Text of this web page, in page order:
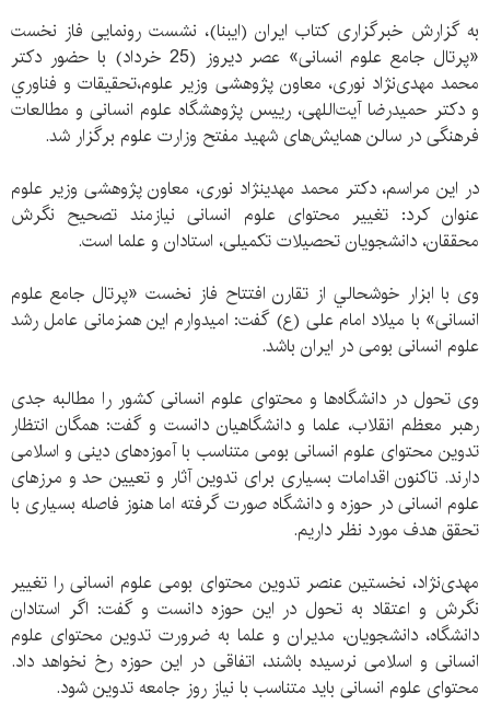
به گزارش خبرگزاری کتاب ایران (ایبنا)، نشست رونمایی فاز نخست
«پرتال جامع علوم انسانی» عصر دیروز (25 خرداد) با حضور دکتر
محمد مهدی‌نژاد نوری، معاون پژوهشی وزیر علوم،تحقيقات و فناوري
و دکتر حمیدرضا آیت‌اللهی، رییس پژوهشگاه علوم انسانی و مطالعات
فرهنگی در سالن همایش‌های شهید مفتح وزارت علوم برگزار شد.
در این مراسم، دکتر محمد مهدی​نژاد نوری، معاون پژوهشی وزیر علوم
عنوان کرد: تغییر محتوای علوم انسانی نیازمند تصحیح نگرش
محققان، دانشجویان تحصیلات تکمیلی، استادان و علما است.
وی با ابزار خوشحالي از تقارن افتتاح فاز نخست «پرتال جامع علوم
انسانی» با میلاد امام علی (ع) گفت: امیدوارم این همزمانی عامل رشد
علوم انسانی بومی در ایران باشد.
وی تحول در دانشگاه‌ها و محتوای علوم انسانی کشور را مطالبه جدی
رهبر معظم انقلاب، علما و دانشگاهیان دانست و گفت: همگان انتظار
تدوین محتوای علوم انسانی بومی متناسب با آموزه‌های دینی و اسلامی
دارند. تاکنون اقدامات بسیاری برای تدوین آثار و تعیین حد و مرزهای
علوم انسانی در حوزه و دانشگاه صورت گرفته اما هنوز فاصله بسیاری با
تحقق هدف مورد نظر داریم.
مهدی‌نژاد، نخستین عنصر تدوین محتوای بومی علوم انسانی را تغییر
نگرش و اعتقاد به تحول در این حوزه دانست و گفت: اگر استادان
دانشگاه، دانشجویان، مدیران و علما به ضرورت تدوین محتوای علوم
انسانی و اسلامی نرسیده باشند، اتفاقی در این حوزه رخ نخواهد داد.
محتوای علوم انسانی باید متناسب با نیاز روز جامعه تدوین شود.